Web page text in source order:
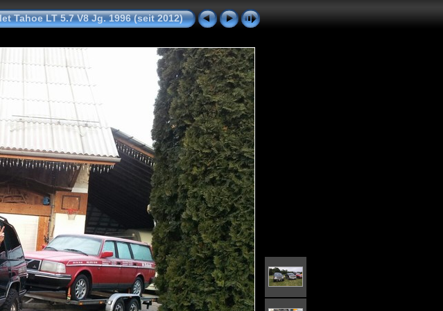
Tahoe LT 5.7 V8 Jg. 1996 (seit 2012)